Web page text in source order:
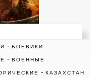
-БОЕВИКИ
-ВОЕННЫЕ
-КАЗАХСТАН